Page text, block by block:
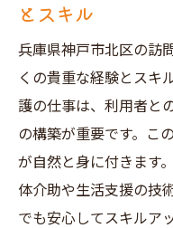
の方法
訪問介護求人
準備
神戸市北区
とスキル
兵庫県神戸市北区の訪
くの貴重な経験とスキ
護の仕事は、利用者と
の構築が重要です。こ
が自然と身に付きます
体介助や生活支援の技
でも安心してスキルア